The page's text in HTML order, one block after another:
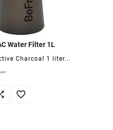
Water Filter 1L
Charcoal 1 liter...
